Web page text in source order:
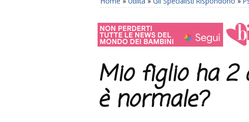
Mio figlio ha 2
è normale?